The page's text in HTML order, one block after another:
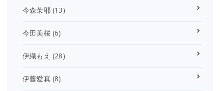
今森茉耶(13)
今田美桜(6)
伊織もえ (28)
伊藤愛真(8)